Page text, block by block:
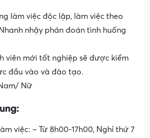
làm việc độc lập, làm việc theo
nhậy phán đoán tình huống
viên mới tốt nghiệp sẽ được kiểm
đầu vào và đào tạo.
Nữ
việc: – Từ 8h00-17h00, Nghỉ thứ 7